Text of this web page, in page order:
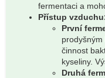
fermentaci a
Přístup
První
činnost
kyseliny.
Druhá